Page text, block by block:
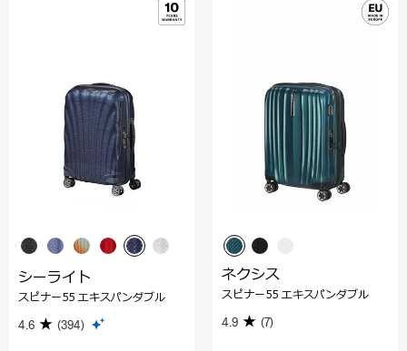
シーライト
スピナー55 エキスパンダブル
4.6 (394)
ネクシス
スピナー55 エキスパンダブル
4.9 (7)